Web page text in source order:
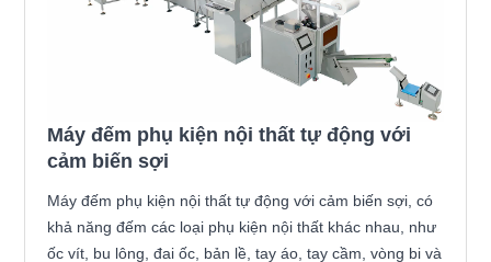
Máy đếm phụ kiện nội thất tự động với
cảm biến sợi
Máy đếm phụ kiện nội thất tự động với cảm biến sợi, có
khả năng đếm các loại phụ kiện nội thất khác nhau, như
ốc vít, bu lông, đai ốc, bản lề, tay áo, tay cầm, vòng bi và